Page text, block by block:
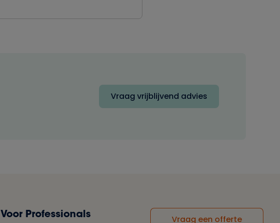
Vraag vrijblijvend advies
Voor Professionals Vraag een offerte